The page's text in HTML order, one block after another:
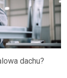
dachu?